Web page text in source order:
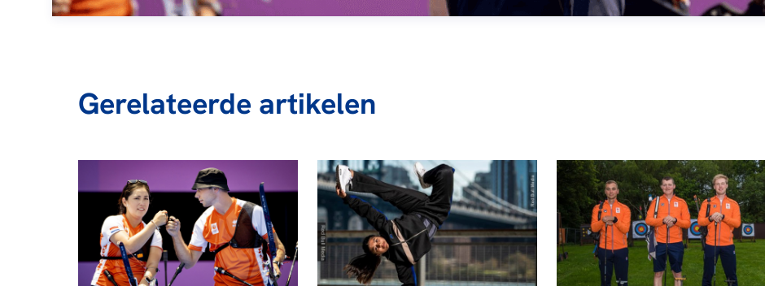
Gerelateerde artikelen